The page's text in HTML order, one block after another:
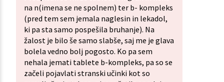
na n(imena se ne spolnem) ter b- kompleks
(pred tem sem jemala naglesin in lekadol,
ki pa sta samo pospešila bruhanje). Na
žalost je bilo še samo slabše, saj me je glava
bolela vedno bolj pogosto. Ko pa sem
nehala jemati tablete b-kompleks, pa so se
začeli pojavlati stranski učinki kot so